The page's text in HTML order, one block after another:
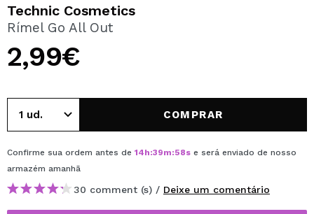
Ao criar uma conta no Maquibeauty.pt pode fazer as suas
compras rapidamente, verificar o estado das suas
encomendas e consultar as suas operações anteriores.
CRIAR CONTA
Technic Cosmetics
Rímel Go All Out
2,99€
COMPRAR
Confirme sua ordem antes de 14h:39m:58s e será enviado de nosso
armazém amanhã
30 comment (s) / Deixe um comentário